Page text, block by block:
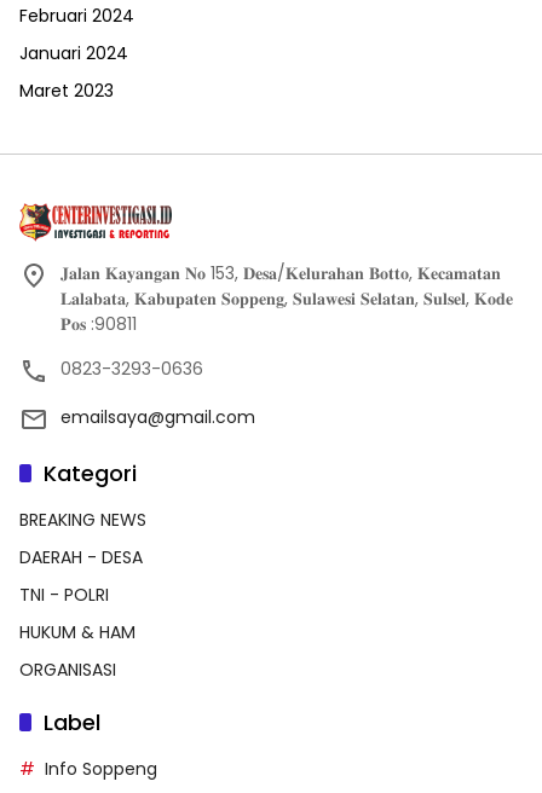
Februari 2024
Januari 2024
Maret 2023
𝐉𝐚𝐥𝐚𝐧 𝐊𝐚𝐲𝐚𝐧𝐠𝐚𝐧 𝐍𝐨 153, 𝐃𝐞𝐬𝐚/𝐊𝐞𝐥𝐮𝐫𝐚𝐡𝐚𝐧 𝐁𝐨𝐭𝐭𝐨, 𝐊𝐞𝐜𝐚𝐦𝐚𝐭𝐚𝐧
𝐋𝐚𝐥𝐚𝐛𝐚𝐭𝐚, 𝐊𝐚𝐛𝐮𝐩𝐚𝐭𝐞𝐧 𝐒𝐨𝐩𝐩𝐞𝐧𝐠, 𝐒𝐮𝐥𝐚𝐰𝐞𝐬𝐢 𝐒𝐞𝐥𝐚𝐭𝐚𝐧, 𝐒𝐮𝐥𝐬𝐞𝐥, 𝐊𝐨𝐝𝐞
𝐏𝐨𝐬 :90811
0823-3293-0636
emailsaya@gmail.com
Kategori
BREAKING NEWS
DAERAH - DESA
TNI - POLRI
HUKUM & HAM
ORGANISASI
Label
Info Soppeng